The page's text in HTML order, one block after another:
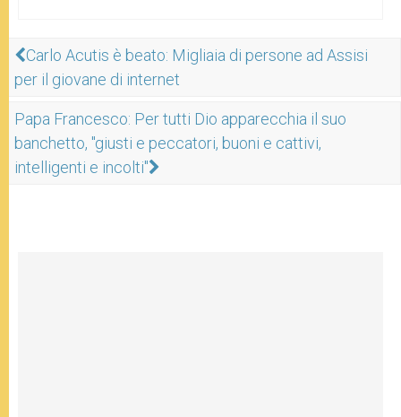
Carlo Acutis è beato: Migliaia di persone ad Assisi
per il giovane di internet
Papa Francesco: Per tutti Dio apparecchia il suo
banchetto, "giusti e peccatori, buoni e cattivi,
intelligenti e incolti"